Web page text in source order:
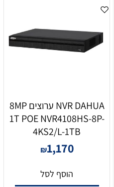
NVR DAHUA ערוצים 8MP
1T POE NVR4108HS-8P-
4KS2/L-1TB
₪1,170
הוסף לסל